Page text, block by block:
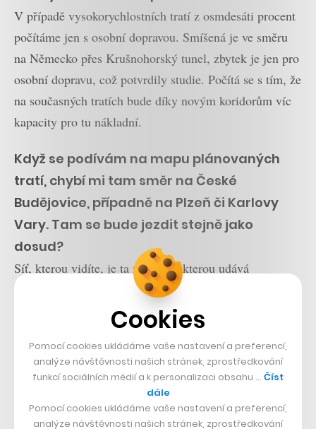
V případě vysokorychlostních tratí z osmdesáti procent
počítáme jen s osobní dopravou. Smíšená je ve směru
na Německo přes Krušnohorský tunel, zbytek je jen pro
osobní dopravu, což potvrdily studie. Počítá se s tím, že
na současných tratích bude díky novým koridorům víc
kapacity pro tu nákladní.
Když se podívám na mapu plánovaných
tratí, chybí mi tam směr na České
Budějovice, případně na Plzeň či Karlovy
Vary. Tam se bude jezdit stejně jako
dosud?
Síť, kterou vidíte, je ta základní, kterou udává
transevropská dopravní síť posvěcená Evropskou
komisí. Vysokorychlostní trati se těmito směry
neplánují, to ale neznamená, že se tam nic nestane. Do
Českých Budějovic povede nedávno dokončený IV.
koridor, kde proběhnou ještě stavební úpravy u
Ševětína. Jezdit se tam bude 200 kilometrů za hodinu.
Připravuje se také spojení z Prahy na Plzeň a Domažlice
Cookies
Pomocí cookies ukládáme vaše nastavení a preferencí,
analýze návštěvnosti našich stránek, zprostředkování
funkcí sociálních médií a k personalizaci obsahu … Číst
dále
Pomocí cookies ukládáme vaše nastavení a preferencí,
analýze návštěvnosti našich stránek, zprostředkování